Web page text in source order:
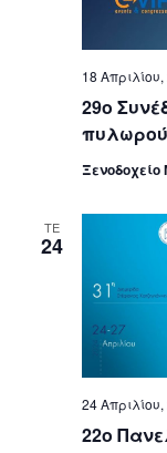
29ο
18
Ξενοδοχείο
ΤΕ
24
22o
24